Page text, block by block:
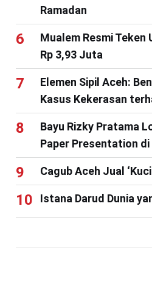
Ramadan
Mualem Resmi Teken
Rp 3,93 Juta
Elemen Sipil Aceh:
Kasus Kekerasan
Bayu Rizky Pratama
Paper Presentation di
Cagub Aceh Jual
Istana Darud Dunia